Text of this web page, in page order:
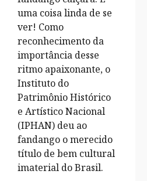
uma coisa linda de se
ver! Como
reconhecimento da
importância desse
ritmo apaixonante, o
Instituto do
Patrimônio Histórico
e Artístico Nacional
(IPHAN) deu ao
fandango o merecido
título de bem cultural
imaterial do Brasil.